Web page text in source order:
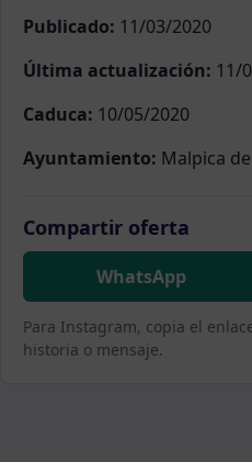
Publicado: 11/03/2020
Última actualización: 11/
Caduca: 10/05/2020
Ayuntamiento: Malpica
Compartir oferta
WhatsApp
Para Instagram, copia el
historia o mensaje.